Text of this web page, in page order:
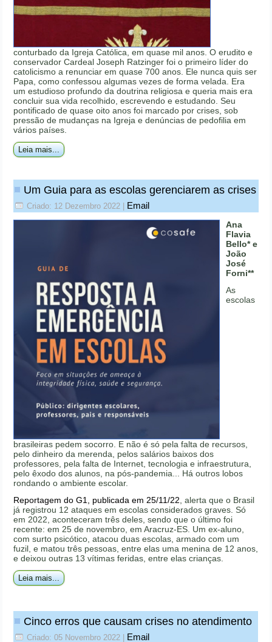
conturbado da Igreja Católica, em quase mil anos. O erudito e
conservador Cardeal Joseph Ratzinger foi o primeiro líder do
catolicismo a renunciar em quase 700 anos. Ele nunca quis ser
Papa, como confessou algumas vezes de forma velada. Era
um estudioso profundo da doutrina religiosa e queria mais era
concluir sua vida recolhido, escrevendo e estudando. Seu
pontificado de quase oito anos foi marcado por crises, sob
pressão de mudanças na Igreja e denúncias de pedofilia em
vários países.
Leia mais...
Um Guia para as escolas gerenciarem as crises
Criado: 12 Dezembro 2022 Email
Ana
Flavia
Bello* e
João
José
Forni**
As
escolas
brasileiras pedem socorro. E não é só pela falta de recursos,
pelo dinheiro da merenda, pelos salários baixos dos
professores, pela falta de Internet, tecnologia e infraestrutura,
pelo êxodo dos alunos, na pós-pandemia... Há outros lobos
rondando o ambiente escolar.
Reportagem do G1, publicada em 25/11/22 , alerta que o Brasil
já registrou 12 ataques em escolas considerados graves. Só
em 2022, aconteceram três deles, sendo que o último foi
recente: em 25 de novembro, em Aracruz-ES. Um ex-aluno,
com surto psicótico, atacou duas escolas, armado com um
fuzil, e matou três pessoas, entre elas uma menina de 12 anos,
e deixou outras 13 vítimas feridas, entre elas crianças.
Leia mais...
Cinco erros que causam crises no atendimento
Criado: 05 Novembro 2022 Email